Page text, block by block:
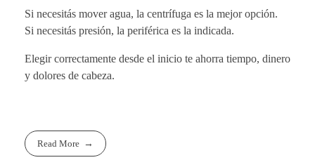
Si necesitás mover agua, la centrífuga es la mejor opción.
Si necesitás presión, la periférica es la indicada.
Elegir correctamente desde el inicio te ahorra tiempo, dinero
y dolores de cabeza.
Read More